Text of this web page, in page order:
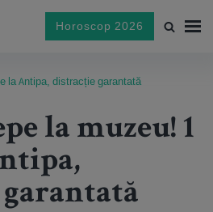
Horoscop 2026
la Antipa, distracție garantată
la muzeu! 1